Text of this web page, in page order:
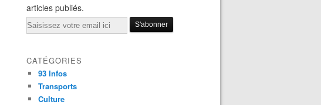
articles publiés.
Email
CATÉGORIES
93 Infos
Transports
Culture